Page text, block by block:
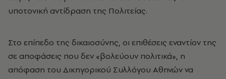
υποτονική αντίδραση της Πολιτείας.
Στο επίπεδο της δικαιοσύνης, οι επιθέσεις εναντίον της
σε αποφάσεις που δεν «βολεύουν πολιτικά», η
απόφαση του Δικηγορικού Συλλόγου Αθηνών να